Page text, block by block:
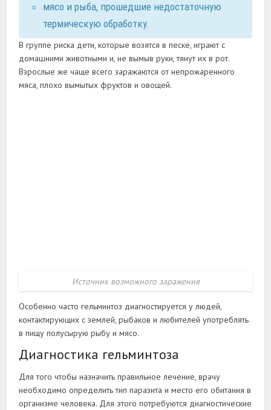
мясо и рыба, прошедшие недостаточную
термическую обработку.
В группе риска дети, которые возятся в песке, играют с
домашними животными и, не вымыв руки, тянут их в рот.
Взрослые же чаще всего заражаются от непрожаренного
мяса, плохо вымытых фруктов и овощей.
Источник возможного заражения
Особенно часто гельминтоз диагностируется у людей,
контактирующих с землей, рыбаков и любителей употреблять
в пищу полусырую рыбу и мясо.
Диагностика гельминтоза
Для того чтобы назначить правильное лечение, врачу
необходимо определить тип паразита и место его обитания в
организме человека. Для этого потребуются диагностические